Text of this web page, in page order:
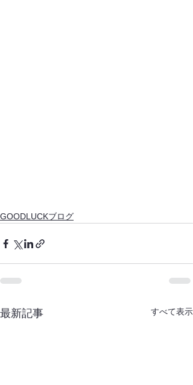
GOODLUCKブログ
最新記事 すべて表示